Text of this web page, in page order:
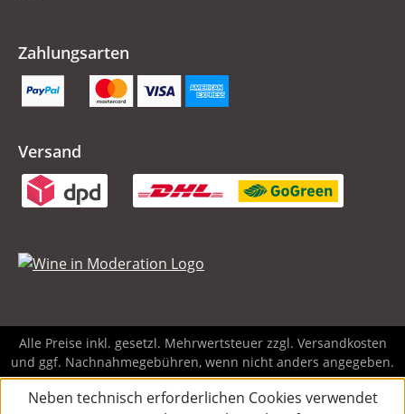
Zahlungsarten
Versand
Alle Preise inkl. gesetzl. Mehrwertsteuer zzgl. Versandkosten
und ggf. Nachnahmegebühren, wenn nicht anders angegeben.
Neben technisch erforderlichen Cookies verwendet